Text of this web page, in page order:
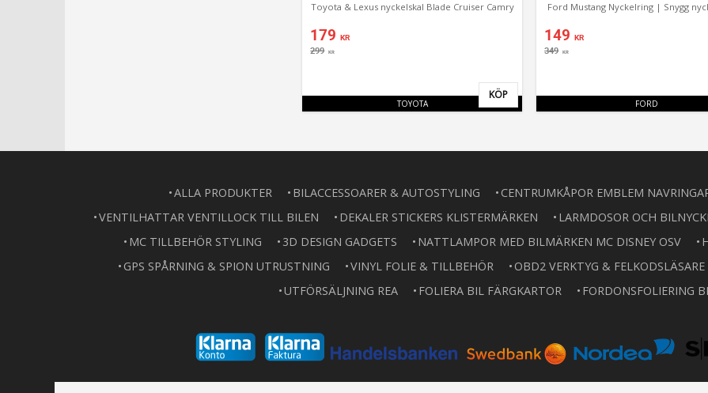
Toyota & Lexus nyckelskal Blade Cruiser Camry
179 KR
299 KR
TOYOTA Lägg till i favoriter
KÖP
Ford Mustang Nyckelring | Snygg
149 KR
349 KR
FORD
ALLA PRODUKTER BILACCESSOARER & AUTOSTYLING CENTRUMKÅPOR EMBLEM
VENTILHATTAR VENTILLOCK TILL BILEN
DEKALER STICKERS KLISTERMÄRKEN LARMDOSOR OCH
MC TILLBEHÖR STYLING
3D DESIGN GADGETS NATTLAMPOR MED BILMÄRKEN MC DISNEY OSV
GPS SPÅRNING & SPION UTRUSTNING
VINYL FOLIE & TILLBEHÖR OBD2 VERKTYG & FELKODSLÄSARE
UTFÖRSÄLJNING REA
FOLIERA BIL FÄRGKARTOR FORDONSFOLIERING